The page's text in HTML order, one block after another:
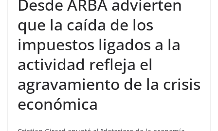
Desde ARBA advierten
que la caída de los
impuestos ligados a la
actividad refleja el
agravamiento de la crisis
económica